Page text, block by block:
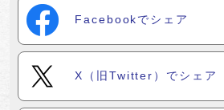
Facebookでシェア
X（旧Twitter）でシェア